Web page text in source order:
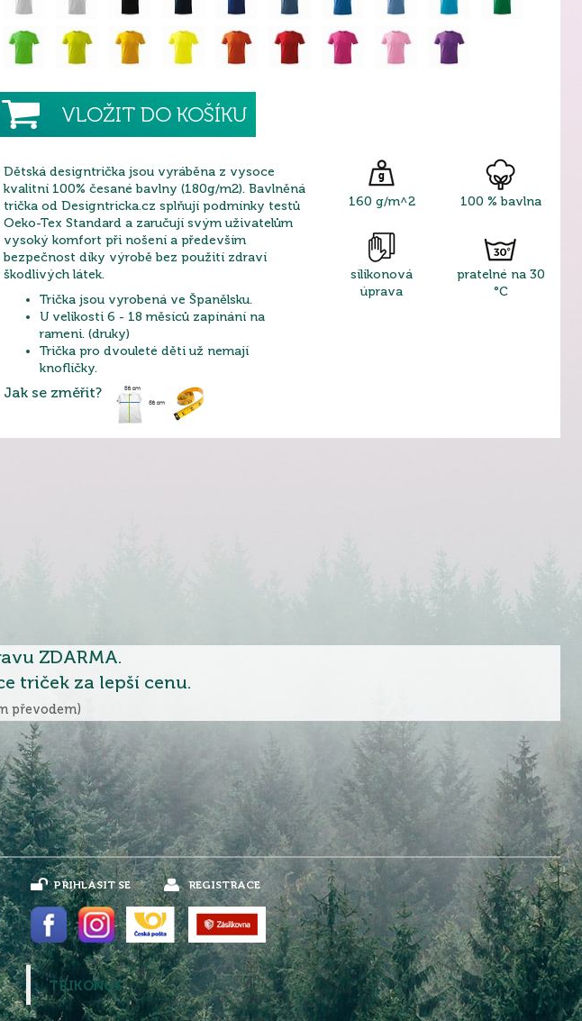
VLOŽIT DO KOŠÍKU
Dětská designtrička jsou vyráběna z vysoce
kvalitní 100% česané bavlny (180g/m2). Bavlněná
trička od Designtricka.cz splňují podmínky testů
Oeko-Tex Standard a zaručují svým uživatelům
vysoký komfort při nošení a především
bezpečnost díky výrobě bez použití zdraví
škodlivých látek.
Trička jsou vyrobená ve Španělsku.
U velikosti 6 - 18 měsíců zapínání na
rameni. (druky)
Trička pro dvouleté děti už nemají
knoflíčky.
160 g/m^2 100 % bavlna
silikonová
úprava
pratelné na 30
°C
Jak se změřit?
ZDARMA.
triček za lepší cenu.
převodem)
PŘIHLÁSIT SE REGISTRACE
TRIKONOS